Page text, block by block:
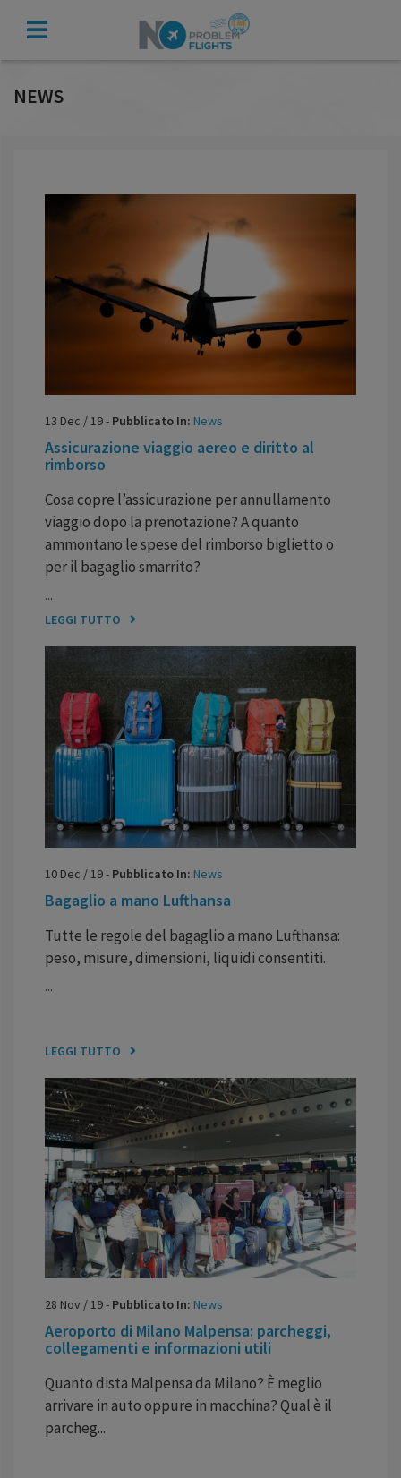
NEWS
13 Dec / 19- Pubblicato In: News
Assicurazione viaggio aereo e diritto al
rimborso
Cosa copre l’assicurazione per annullamento
viaggio dopo la prenotazione? A quanto
ammontano le spese del rimborso biglietto o
per il bagaglio smarrito?
...
LEGGI TUTTO
10 Dec / 19- Pubblicato In: News
Bagaglio a mano Lufthansa
Tutte le regole del bagaglio a mano Lufthansa:
peso, misure, dimensioni, liquidi consentiti.
...
LEGGI TUTTO
28 Nov / 19- Pubblicato In: News
Aeroporto di Milano Malpensa: parcheggi,
collegamenti e informazioni utili
Quanto dista Malpensa da Milano? È meglio
arrivare in auto oppure in macchina? Qual è il
parcheg...